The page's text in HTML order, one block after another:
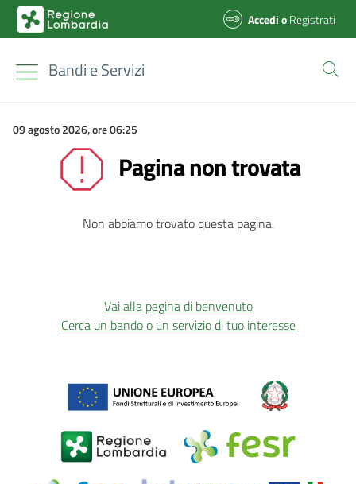
AccedioRegistrati
Bandi e Servizi
09 agosto 2026, ore 06:25
Pagina non trovata
Non abbiamo trovato questa pagina.
Vai alla pagina di benvenuto
Cerca un bando o un servizio di tuo interesse